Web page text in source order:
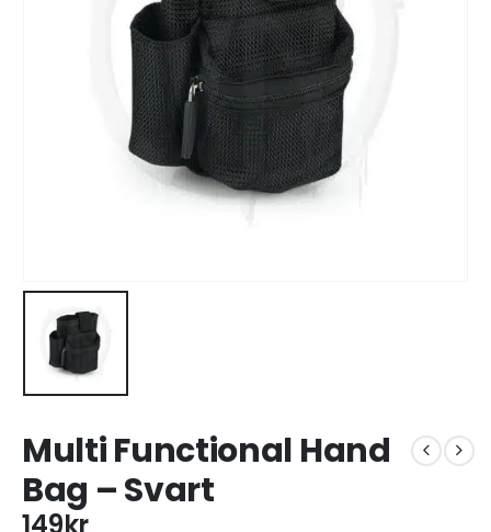
Multi Functional Hand
Bag – Svart
149kr